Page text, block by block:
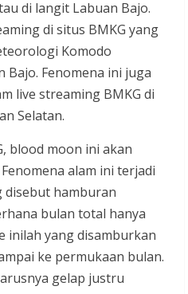
di langit Labuan Bajo.
di situs BMKG yang
Komodo
Bajo. Fenomena ini juga
live streaming BMKG di
Selatan.
blood moon ini akan
alam ini terjadi
disebut hamburan
bulan total hanya
inilah yang disamburkan
ke permukaan bulan.
gelap justru